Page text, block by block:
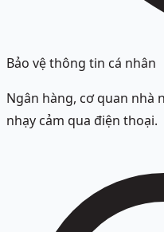
Bảo vệ thông tin cá nhân
Ngân hàng, cơ quan nhà
nhạy cảm qua điện thoại.